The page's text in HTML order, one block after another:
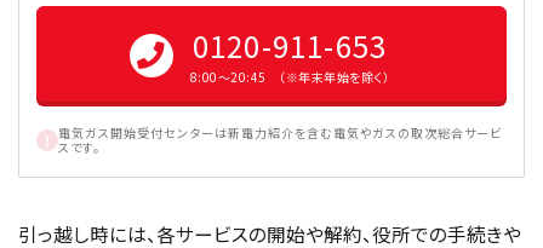
0120-911-653
8:00〜20:45 （※年末年始を除く）
電気ガス開始受付センターは新電力紹介を含む電気やガスの取次総合サービ
スです。
引っ越し時には、各サービスの開始や解約、役所での手続きや